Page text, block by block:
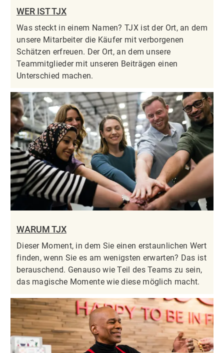
WER IST TJX
Was steckt in einem Namen? TJX ist der Ort, an dem
unsere Mitarbeiter die Käufer mit verborgenen
Schätzen erfreuen. Der Ort, an dem unsere
Teammitglieder mit unseren Beiträgen einen
Unterschied machen.
WARUM TJX
Dieser Moment, in dem Sie einen erstaunlichen Wert
finden, wenn Sie es am wenigsten erwarten? Das ist
berauschend. Genauso wie Teil des Teams zu sein,
das magische Momente wie diese möglich macht.